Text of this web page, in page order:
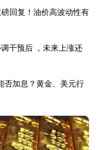
回复！油价高波动性有
干预后 ，未来上涨还
否加息？黄金、美元行